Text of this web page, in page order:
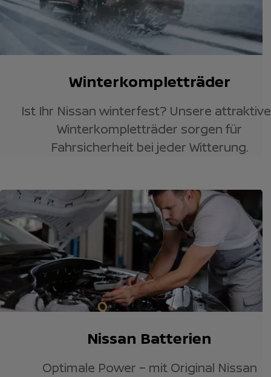
Winterkompletträder
Ist Ihr Nissan winterfest? Unsere
Winterkompletträder sorgen für
Fahrsicherheit bei jeder Witterung.
Nissan Batterien
Optimale Power – mit Original Nissan